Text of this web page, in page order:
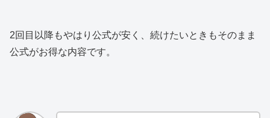
2回目以降もやはり公式が安く、続けたいときもそのまま
公式がお得な内容です。